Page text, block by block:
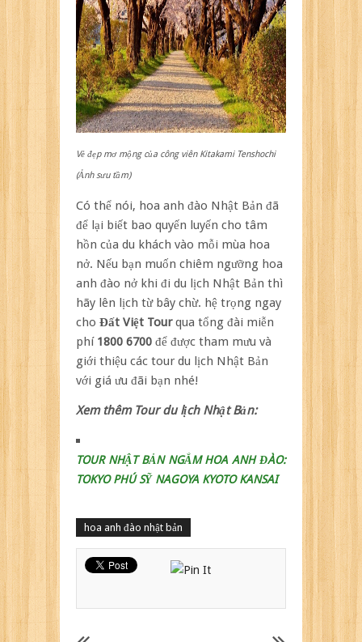
Vẻ đẹp mơ mộng của công viên Kitakami Tenshochi
(Ảnh sưu tầm)
Có thể nói, hoa anh đào Nhật Bản đã
để lại biết bao quyến luyến cho tâm
hồn của du khách vào mỗi mùa hoa
nở. Nếu bạn muốn chiêm ngưỡng hoa
anh đào nở khi đi du lịch Nhật Bản thì
hãy lên lịch từ bây chừ. hệ trọng ngay
cho Đất Việt Tour qua tổng đài miễn
phí 1800 6700 để được tham mưu và
giới thiệu các tour du lịch Nhật Bản
với giá ưu đãi bạn nhé!
Xem thêm Tour du lịch Nhật Bản:
TOUR NHẬT BẢN NGẮM HOA ANH ĐÀO:
TOKYO PHÚ SỸ NAGOYA KYOTO KANSAI
hoa anh đào nhật bản